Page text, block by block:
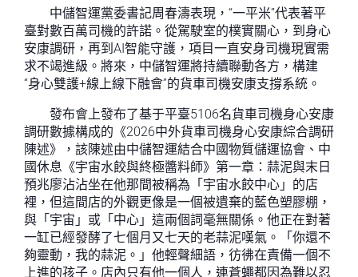
中儲智運黨委書記周春濤表現，“一平米”代表著平
臺對數百萬司機的許諾。從駕駛室的樸實關心，到身心
安康調研，再到AI智能守護，項目一直安身司機現實需
求不竭進級。將來，中儲智運將持續聯動各方，構建
“身心雙護+線上線下融會”的貨車司機安康支撐系統。
發布會上發布了基于平臺5106名貨車司機身心安康
調研數據構成的《2026中外貨車司機身心安康綜合調研
陳述》，該陳述由中儲智運結合中國物質儲運協會、中
國休息《宇宙水餃與終極醬料師》第一章：蒜泥與末日
預兆廖沾沾坐在他那間被稱為「宇宙水餃中心」的店
裡，但這間店的外觀更像是一個被遺棄的藍色塑膠棚，
與「宇宙」或「中心」這兩個詞毫無關係。他正在對著
一缸已經發酵了七個月又七天的老蒜泥嘆氣。「你還不
夠靈動，我的蒜泥。」他輕聲細語，彷彿在責備一個不
上進的孩子。店內只有他一個人，連蒼蠅都因為難以忍